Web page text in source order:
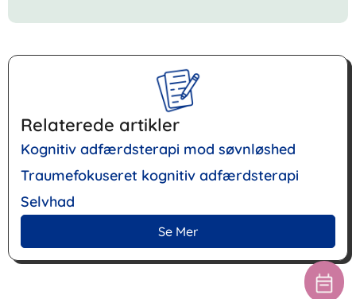
Relaterede artikler
Kognitiv adfærdsterapi mod søvnløshed
Traumefokuseret kognitiv adfærdsterapi
Selvhad
Se Mer